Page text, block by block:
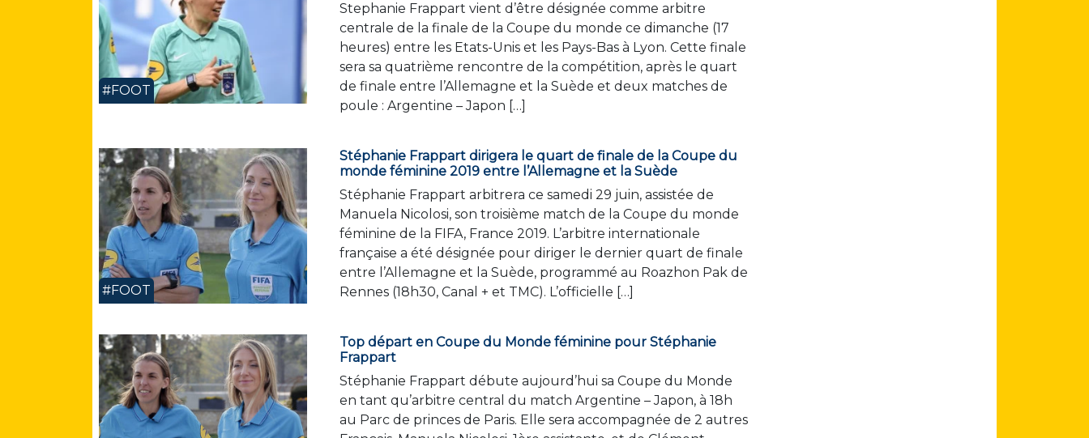
#FOOT
Stephanie Frappart vient d’être désignée comme arbitre
centrale de la finale de la Coupe du monde ce dimanche (17
heures) entre les Etats-Unis et les Pays-Bas à Lyon. Cette finale
sera sa quatrième rencontre de la compétition, après le quart
de finale entre l’Allemagne et la Suède et deux matches de
poule : Argentine – Japon […]
#FOOT
Stéphanie Frappart dirigera le quart de finale de la Coupe du
monde féminine 2019 entre l’Allemagne et la Suède
Stéphanie Frappart arbitrera ce samedi 29 juin, assistée de
Manuela Nicolosi, son troisième match de la Coupe du monde
féminine de la FIFA, France 2019. L’arbitre internationale
française a été désignée pour diriger le dernier quart de finale
entre l’Allemagne et la Suède, programmé au Roazhon Pak de
Rennes (18h30, Canal + et TMC). L’officielle […]
Top départ en Coupe du Monde féminine pour Stéphanie
Frappart
Stéphanie Frappart débute aujourd’hui sa Coupe du Monde
en tant qu’arbitre central du match Argentine – Japon, à 18h
au Parc de princes de Paris. Elle sera accompagnée de 2 autres